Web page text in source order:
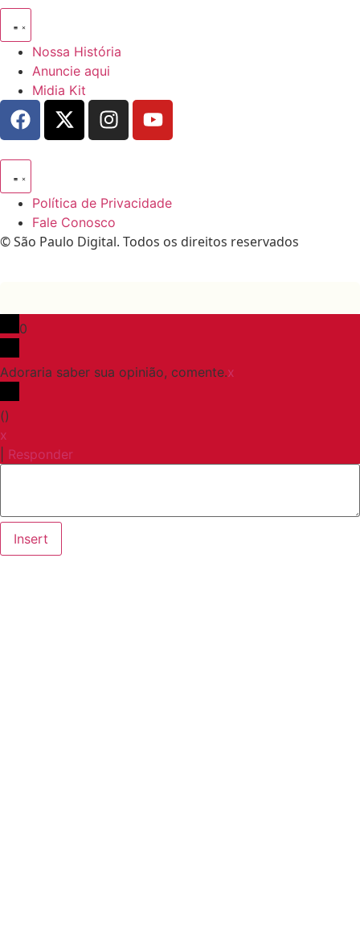
Nossa História
Anuncie aqui
Midia Kit
Política de Privacidade
Fale Conosco
© São Paulo Digital. Todos os direitos reservados
0
Adoraria saber sua opinião, comente.x
()
x
Responder
Insert